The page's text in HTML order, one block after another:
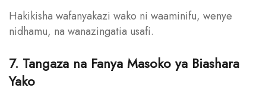
Hakikisha wafanyakazi wako ni waaminifu, wenye
nidhamu, na wanazingatia usafi.
7. Tangaza na Fanya Masoko ya Biashara
Yako